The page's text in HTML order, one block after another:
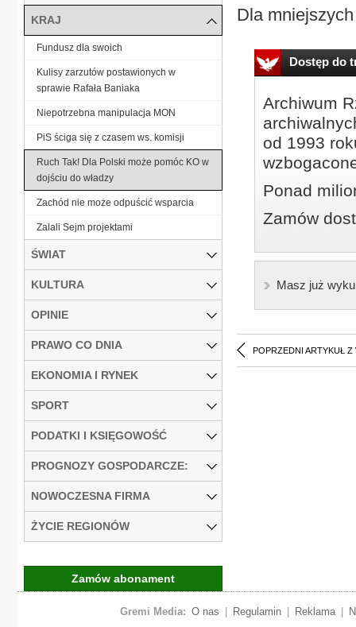
Dla
Dostęp do
Archiwum
od 1993
Ponad
Zamów
Masz już
POPRZEDNI ARTYKUŁ Z
KRAJ
Fundusz dla swoich
Kulisy zarzutów postawionych w
sprawie Rafała Baniaka
Niepotrzebna manipulacja MON
PiS ściga się z czasem ws. komisji
Ruch Tak! Dla Polski może pomóc KO w
dojściu do władzy
Zachód nie może odpuścić wsparcia
Zalali Sejm projektami
ŚWIAT
KULTURA
OPINIE
PRAWO CO DNIA
EKONOMIA I RYNEK
SPORT
PODATKI I KSIĘGOWOŚĆ
PROGNOZY GOSPODARCZE:
NOWOCZESNA FIRMA
ŻYCIE REGIONÓW
Zamów abonament
Gremi Media: O nas Regulamin Reklama